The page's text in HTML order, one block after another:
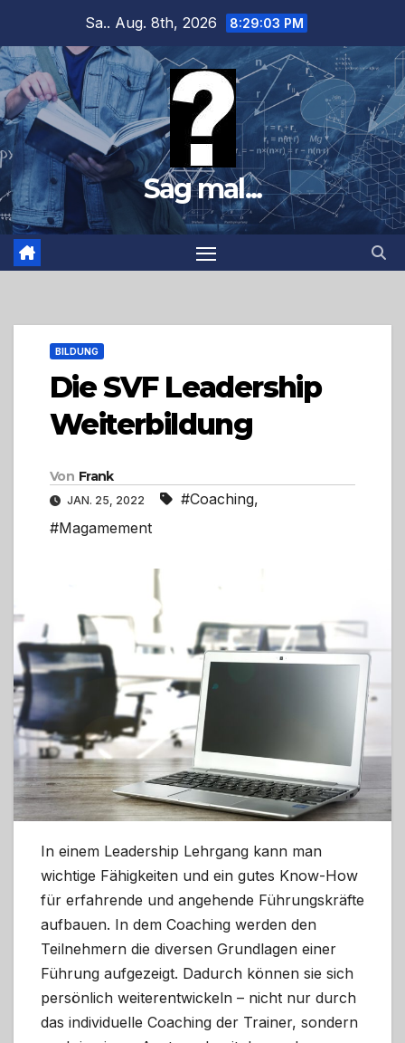
springen
Sa.. Aug. 8th, 2026 8:29:04 PM
Sag mal...
BILDUNG
Die SVF Leadership
Weiterbildung
Von Frank
JAN. 25, 2022 #Coaching,
#Magamement
In einem Leadership Lehrgang kann man
wichtige Fähigkeiten und ein gutes Know-How
für erfahrende und angehende Führungskräfte
aufbauen. In dem Coaching werden den
Teilnehmern die diversen Grundlagen einer
Führung aufgezeigt. Dadurch können sie sich
persönlich weiterentwickeln – nicht nur durch
das individuelle Coaching der Trainer, sondern